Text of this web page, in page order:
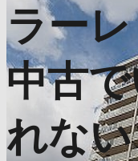
ラーレ
中古
れな